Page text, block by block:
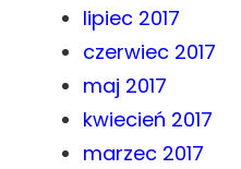
lipiec 2017
czerwiec 2017
maj 2017
kwiecień 2017
marzec 2017